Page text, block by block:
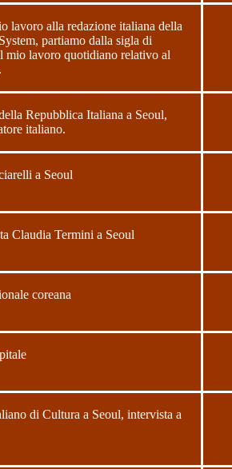
lavoro alla redazione italiana della
partiamo dalla sigla di
mio lavoro quotidiano relativo al
Repubblica Italiana a Seoul,
italiano.
a Seoul
Claudia Termini a Seoul
coreana
di Cultura a Seoul, intervista a